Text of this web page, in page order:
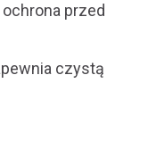
ochrona przed
czystą